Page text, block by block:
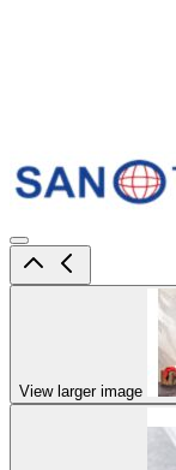
View larger image